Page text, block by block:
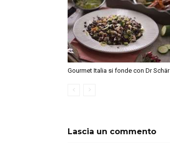
Gourmet Italia si fonde con Dr Schär
Lascia un commento